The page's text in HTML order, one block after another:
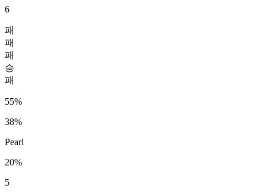
6
패
패
패
승
패
55%
38%
Pearl
20%
5